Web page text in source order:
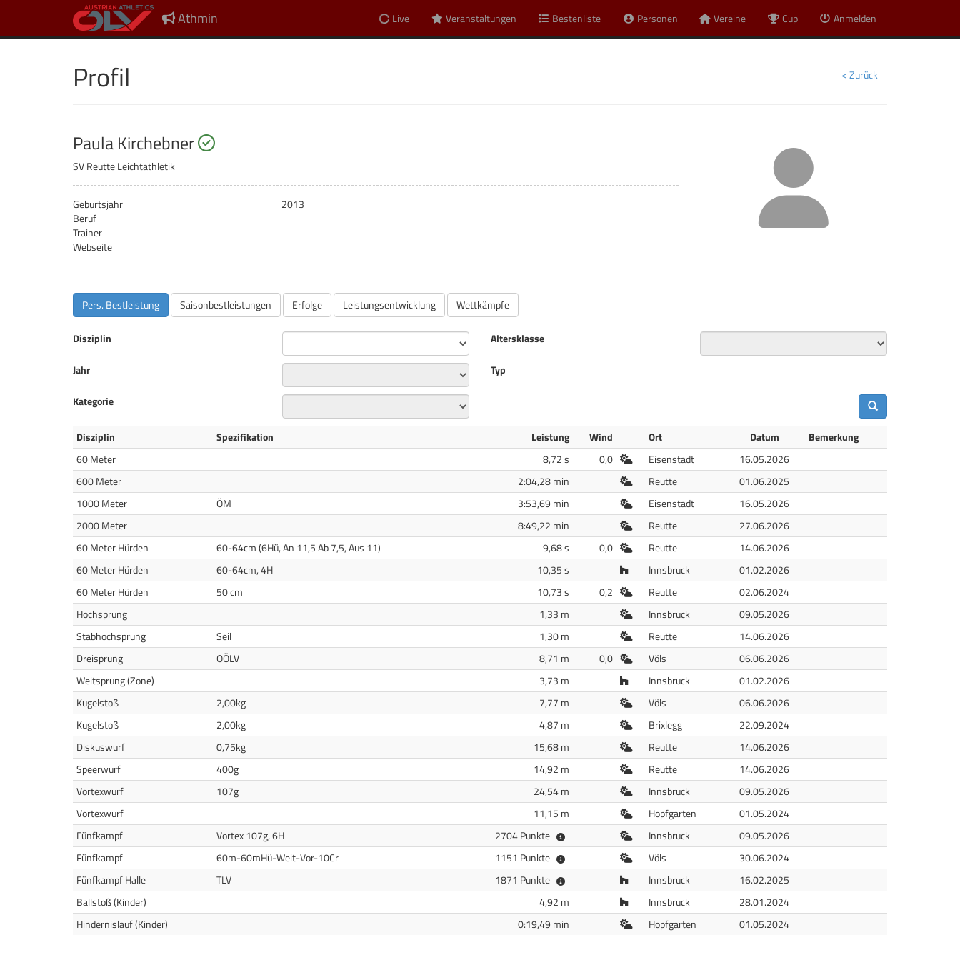
Athmin Live Veranstaltungen Bestenliste Personen Vereine Cup Anmelden
< Zurück
Profil
Paula Kirchebner startberechtigt
SV Reutte Leichtathletik
Geburtsjahr
2013
Beruf
Trainer
Webseite
Pers. Bestleistung Saisonbestleistungen Erfolge Leistungsentwicklung Wettkämpfe
Disziplin Altersklasse
Jahr Typ
Kategorie
Disziplin Spezifikation Leistung Wind Ort Datum
Bemerkung
60 Meter
8,72 s 0,0 FreiluftEisenstadt
16.05.2026
600 Meter
2:04,28 min FreiluftReutte
01.06.2025
1000 Meter
ÖM 3:53,69 min FreiluftEisenstadt
16.05.2026
2000 Meter
8:49,22 min FreiluftReutte
27.06.2026
60 Meter Hürden
60-64cm (6Hü, An 11,5 Ab 7,5, Aus 11) 9,68 s 0,0 FreiluftReutte
14.06.2026
60 Meter Hürden
60-64cm, 4H 10,35 s Halle Innsbruck
01.02.2026
60 Meter Hürden
50 cm 10,73 s 0,2 FreiluftReutte
02.06.2024
Hochsprung
1,33 m FreiluftInnsbruck
09.05.2026
Stabhochsprung
Seil 1,30 m FreiluftReutte
14.06.2026
Dreisprung
OÖLV 8,71 m 0,0 Freiluft
Völs
06.06.2026
Weitsprung (Zone)
3,73 m Halle Innsbruck
01.02.2026
Kugelstoß
2,00kg 7,77 m Freiluft
Völs
06.06.2026
Kugelstoß
2,00kg 4,87 m FreiluftBrixlegg
22.09.2024
Diskuswurf
0,75kg 15,68 m FreiluftReutte
14.06.2026
Speerwurf
400g 14,92 m FreiluftReutte
14.06.2026
Vortexwurf
107g 24,54 m FreiluftInnsbruck
09.05.2026
Vortexwurf
11,15 m FreiluftHopfgarten
01.05.2024
Fünfkampf
Vortex 107g, 6H 2704 Punkte FreiluftInnsbruck
09.05.2026
Fünfkampf
60m-60mHü-Weit-Vor-10Cr 1151 Punkte Freiluft
Völs
30.06.2024
Fünfkampf Halle
TLV 1871 Punkte Halle Innsbruck
16.02.2025
Ballstoß (Kinder)
4,92 m Halle Innsbruck
28.01.2024
Hindernislauf (Kinder)
0:19,49 min FreiluftHopfgarten 01.05.2024